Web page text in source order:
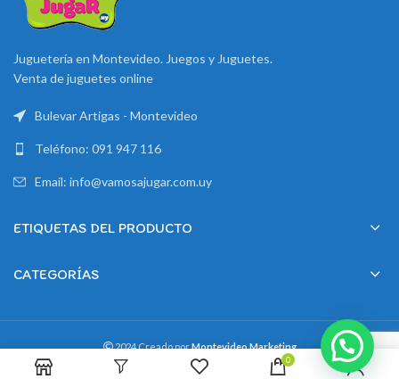
Juguetería en Montevideo. Juegos y Juguetes.
Venta de juguetes online
Bulevar Artigas - Montevideo
Teléfono: 091 947 116
Email: info@vamosajugar.com.uy
ETIQUETAS DEL PRODUCTO
CATEGORÍAS
2024 Creado porMontevideo Marketing
0